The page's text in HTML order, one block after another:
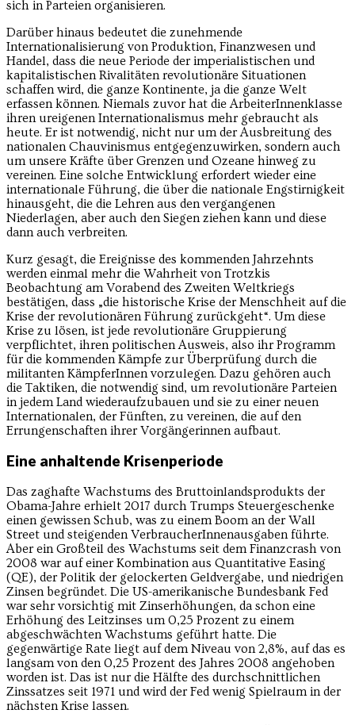
sich in Parteien organisieren.
Darüber hinaus bedeutet die zunehmende
Internationalisierung von Produktion, Finanzwesen und
Handel, dass die neue Periode der imperialistischen und
kapitalistischen Rivalitäten revolutionäre Situationen
schaffen wird, die ganze Kontinente, ja die ganze Welt
erfassen können. Niemals zuvor hat die ArbeiterInnenklasse
ihren ureigenen Internationalismus mehr gebraucht als
heute. Er ist notwendig, nicht nur um der Ausbreitung des
nationalen Chauvinismus entgegenzuwirken, sondern auch
um unsere Kräfte über Grenzen und Ozeane hinweg zu
vereinen. Eine solche Entwicklung erfordert wieder eine
internationale Führung, die über die nationale Engstirnigkeit
hinausgeht, die die Lehren aus den vergangenen
Niederlagen, aber auch den Siegen ziehen kann und diese
dann auch verbreiten.
Kurz gesagt, die Ereignisse des kommenden Jahrzehnts
werden einmal mehr die Wahrheit von Trotzkis
Beobachtung am Vorabend des Zweiten Weltkriegs
bestätigen, dass „die historische Krise der Menschheit auf die
Krise der revolutionären Führung zurückgeht“. Um diese
Krise zu lösen, ist jede revolutionäre Gruppierung
verpflichtet, ihren politischen Ausweis, also ihr Programm
für die kommenden Kämpfe zur Überprüfung durch die
militanten KämpferInnen vorzulegen. Dazu gehören auch
die Taktiken, die notwendig sind, um revolutionäre Parteien
in jedem Land wiederaufzubauen und sie zu einer neuen
Internationalen, der Fünften, zu vereinen, die auf den
Errungenschaften ihrer Vorgängerinnen aufbaut.
Eine anhaltende Krisenperiode
Das zaghafte Wachstums des Bruttoinlandsprodukts der
Obama-Jahre erhielt 2017 durch Trumps Steuergeschenke
einen gewissen Schub, was zu einem Boom an der Wall
Street und steigenden VerbraucherInnenausgaben führte.
Aber ein Großteil des Wachstums seit dem Finanzcrash von
2008 war auf einer Kombination aus Quantitative Easing
(QE), der Politik der gelockerten Geldvergabe, und niedrigen
Zinsen begründet. Die US-amerikanische Bundesbank Fed
war sehr vorsichtig mit Zinserhöhungen, da schon eine
Erhöhung des Leitzinses um 0,25 Prozent zu einem
abgeschwächten Wachstums geführt hatte. Die
gegenwärtige Rate liegt auf dem Niveau von 2,8%, auf das es
langsam von den 0,25 Prozent des Jahres 2008 angehoben
worden ist. Das ist nur die Hälfte des durchschnittlichen
Zinssatzes seit 1971 und wird der Fed wenig Spielraum in der
nächsten Krise lassen.